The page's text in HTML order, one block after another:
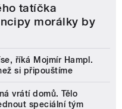
tatíčka
morálky by
říká Mojmír Hampl.
si připouštíme
vrátí domů. Tělo
speciální tým